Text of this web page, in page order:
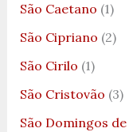
São Caetano (1)
São Cipriano (2)
São Cirilo (1)
São Cristovão (3)
São Domingos